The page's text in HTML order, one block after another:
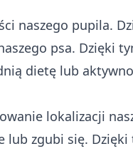
naszego pupila.
psa. Dzięki
dietę lub
lokalizacji
lub zgubi się.